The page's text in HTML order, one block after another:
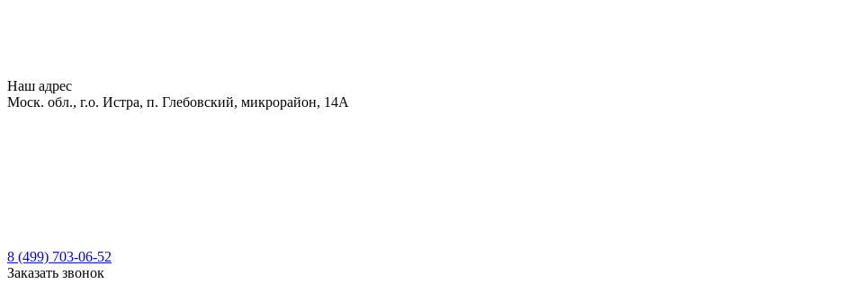
Наш адрес
Моск. обл., г.о. Истра, п. Глебовский, микрорайон, 14А
8 (499) 703-06-52
Заказать звонок